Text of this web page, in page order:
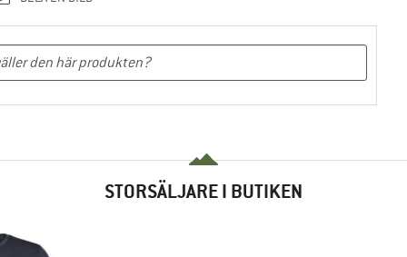
STORSÄLJARE I BUTIKEN